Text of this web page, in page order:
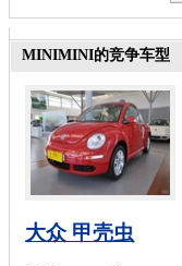
MINIMINI的竞争车型
大众 甲壳虫